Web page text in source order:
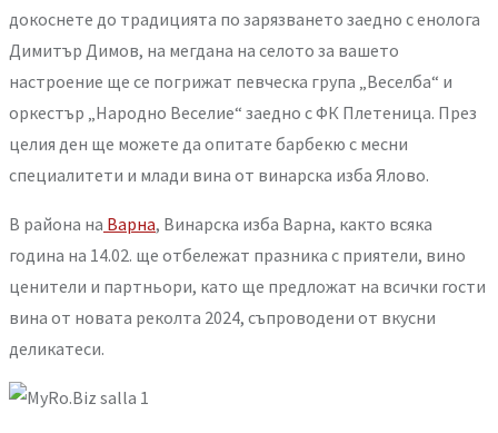
докоснете до традицията по зарязването заедно с енолога
Димитър Димов, на мегдана на селото за вашето
настроение ще се погрижат певческа група „Веселба“ и
оркестър „Народно Веселие“ заедно с ФК Плетеница. През
целия ден ще можете да опитате барбекю с месни
специалитети и млади вина от винарска изба Ялово.
В района на Варна, Винарска изба Варна, както всяка
година на 14.02. ще отбележат празника с приятели, вино
ценители и партньори, като ще предложат на всички гости
вина от новата реколта 2024, съпроводени от вкусни
деликатеси.